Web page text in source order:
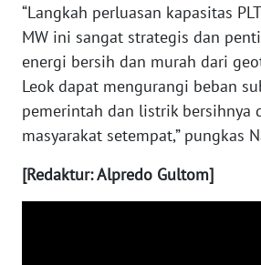
“Langkah perluasan kapasitas
MW ini sangat strategis dan
energi bersih dan murah dari
Leok dapat mengurangi beban
pemerintah dan listrik bersihnya
masyarakat setempat,” pungkas
[Redaktur: Alpredo Gultom]
JATIM
WN
BALI
WN